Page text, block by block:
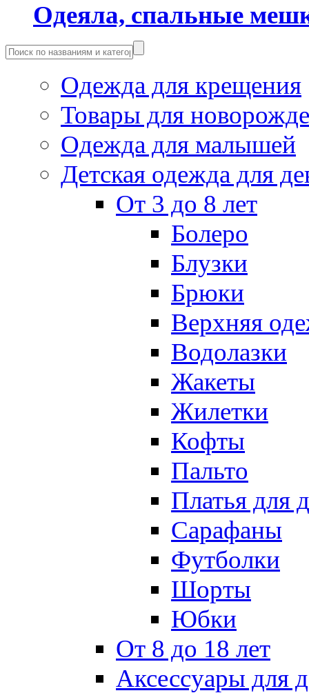
Одеяла, спальные
Одежда для крещения
Товары для
Одежда для малышей
Детская одежда для
От 3 до 8 лет
Болеро
Блузки
Брюки
Верхняя
Водолазки
Жакеты
Жилетки
Кофты
Пальто
Платья для
Сарафаны
Футболки
Шорты
Юбки
От 8 до 18 лет
Аксессуары для